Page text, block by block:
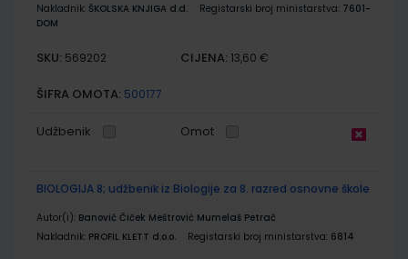
Nakladnik: ŠKOLSKA KNJIGA d.d. Registarski broj ministarstva: 7601-
DOM
SKU: 569202 CIJENA: 13,60 €
ŠIFRA OMOTA: 500177
Udžbenik Omot
BIOLOGIJA 8; udžbenik iz Biologije za 8. razred osnovne škole
Autor(i): Banović Čiček Meštrović Mumelaš Petrač
Nakladnik: PROFIL KLETT d.o.o. Registarski broj ministarstva: 6814